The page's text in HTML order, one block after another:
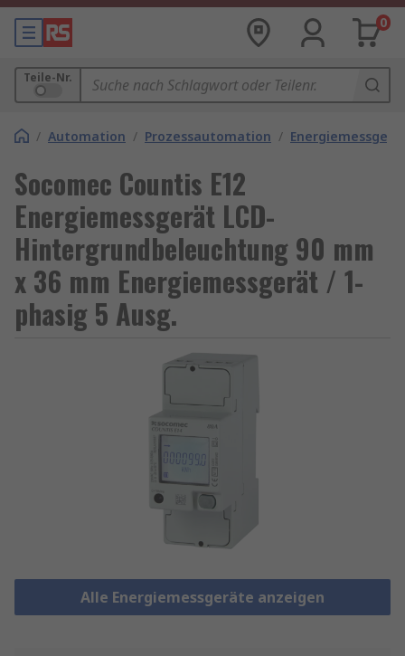
0
Teile-Nr.
/ Automation / Prozessautomation /
Socomec Countis E12
Energiemessgerät LCD-
Hintergrundbeleuchtung 90 mm
x 36 mm Energiemessgerät / 1-
phasig 5 Ausg.
Alle Energiemessgeräte anzeigen